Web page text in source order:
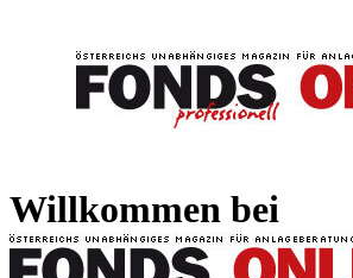
Willkommen bei